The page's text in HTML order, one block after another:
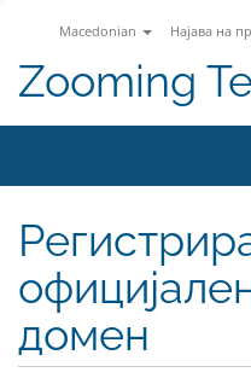
Macedonian Најава на
Zooming
домен